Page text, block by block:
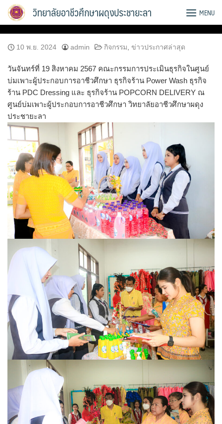
Skip
วิทยาลัยอาชีวศึกษาผดุงประชายะลา MENU
10 พ.ย. 2024 admin กิจกรรม ข่าวประกาศล่าสุด
วันจันทร์ที่ 19 สิงหาคม 2567 คณะกรรมการประเมินธุรกิจในศูนย์
บ่มเพาะผู้ประกอบการอาชีวศึกษา ธุรกิจร้าน Power Wash ธุรกิจ
ร้าน PDC Dressing และ ธุรกิจร้าน POPCORN DELIVERY ณ
ศูนย์บ่มเพาะผู้ประกอบการอาชีวศึกษา วิทยาลัยอาชีวศึกษาผดุง
ประชายะลา